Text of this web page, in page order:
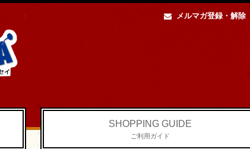
メルマガ登録・解除
SHOPPING GUIDE
ご利用ガイド